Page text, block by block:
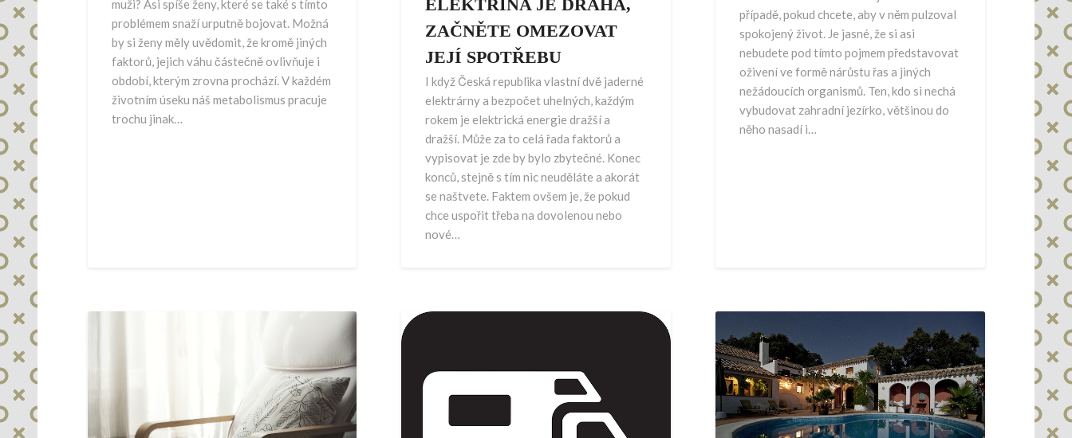
muži? Asi spíše ženy, které se také s tímto
problémem snaží urputně bojovat. Možná
by si ženy měly uvědomit, že kromě jiných
faktorů, jejich váhu částečně ovlivňuje i
období, kterým zrovna prochází. V každém
životním úseku náš metabolismus pracuje
trochu jinak…
ELEKTŘINA JE DRAHÁ,
ZAČNĚTE OMEZOVAT
JEJÍ SPOTŘEBU
I když Česká republika vlastní dvě jaderné
elektrárny a bezpočet uhelných, každým
rokem je elektrická energie dražší a
dražší. Může za to celá řada faktorů a
vypisovat je zde by bylo zbytečné. Konec
konců, stejně s tím nic neuděláte a akorát
se naštvete. Faktem ovšem je, že pokud
chce uspořit třeba na dovolenou nebo
nové…
případě, pokud chcete, aby v něm pulzoval
spokojený život. Je jasné, že si asi
nebudete pod tímto pojmem představovat
oživení ve formě nárůstu řas a jiných
nežádoucích organismů. Ten, kdo si nechá
vybudovat zahradní jezírko, většinou do
něho nasadí i…